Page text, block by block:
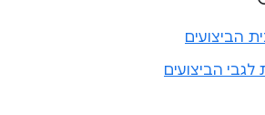
הביצועים
הביצועים